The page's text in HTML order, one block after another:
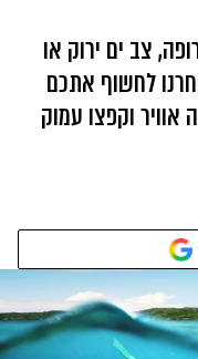
צב ים ירוק או
לחשוף אתכם
וקפצו עמוק